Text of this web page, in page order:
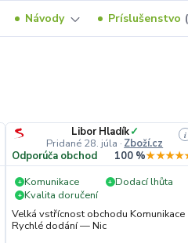
Návody Príslušenstvo
Libor Hladík✓
Pridané 28. júla · Zboží.cz
i
Odporúča obchod 100 %
+ Komunikace + Dodací lhůta
+ Kvalita doručení
Velká vstřícnost obchodu Komunikace
Rychlé dodání — Nic